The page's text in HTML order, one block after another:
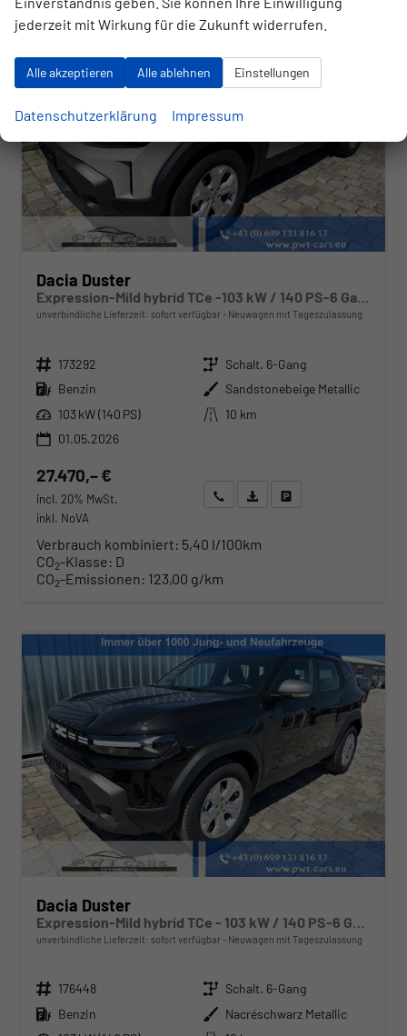
Dacia Duster
Expression-Mild hybrid TCe -103 kW / 140 PS-6 Gang-AHK abn.-NAVI-USB-DAB+-WINTERPAKET-PDC&Rückfahrkamera-Tempomat-LED-ALU 17"-sofort
unverbindliche Lieferzeit: sofort verfügbar Neuwagen mit Tageszulassung
Fahrzeugnr. 173292 Getriebe Schalt. 6-Gang
Kraftstoff Benzin Außenfarbe Sandstonebeige Metallic
Leistung 103 kW (140 PS) Kilometerstand
10 km
01.05.2026
27.470,– €
incl. 20% MwSt.
inkl. NoVA
Wir rufen Sie anAngebot drucken (PDF)
Verbrauch kombiniert: 5,40 l/100km
CO2-Klasse: D
CO2-Emissionen: 123,00 g/km
Dacia Duster
unverbindliche Lieferzeit: sofort verfügbar Neuwagen mit Tageszulassung
Fahrzeugnr. 176448 Getriebe Schalt. 6-Gang
Kraftstoff Benzin Außenfarbe Nacréschwarz Metallic
jederzeit mit Wirkung für die Zukunft widerrufen.
Alle akzeptieren Alle ablehnen Einstellungen
Datenschutzerklärung Impressum